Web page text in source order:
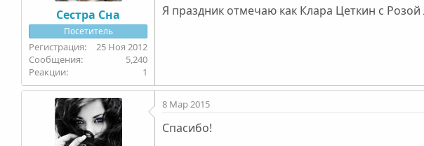
Сестра Сна
Посетитель
25 Ноя 2012
5,240
1
Я праздник отмечаю как Клара Цеткин с
8 Мар 2015
Спасибо!